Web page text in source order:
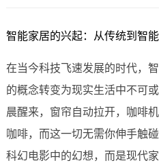
智能家居的兴起：从传统到智
在当今科技飞速发展的时代，
的概念转变为现实生活中不可
晨醒来，窗帘自动拉开，咖啡
咖啡，而这一切无需你伸手触
科幻电影中的幻想，而是现代